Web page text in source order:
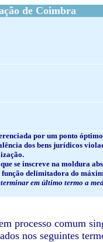
de Coimbra
por um ponto
dos bens jurídicos
se inscreve na moldura
delimitadora do
em último termo a
processo comum
nos seguintes